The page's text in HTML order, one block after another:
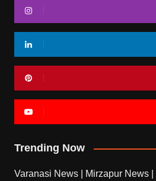
Trending Now
Varanasi News Mirzapur News